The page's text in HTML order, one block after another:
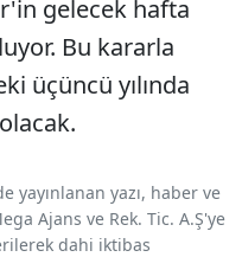
gelecek hafta
Bu kararla
üçüncü yılında
yayınlanan yazı, haber ve
Ajans ve Rek. Tic. A.Ş'ye
dahi iktibas